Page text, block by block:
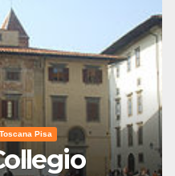
Toscana Pisa